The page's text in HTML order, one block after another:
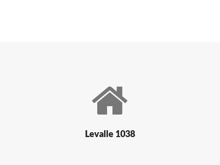
Levalle 1038